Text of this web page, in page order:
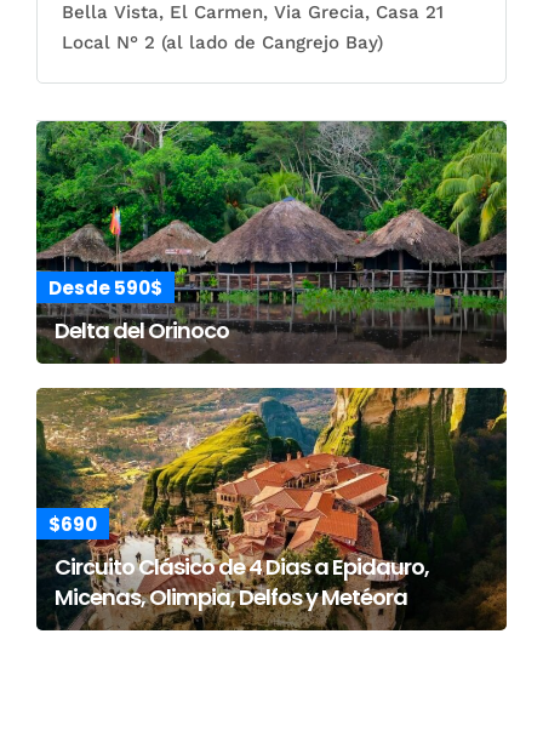
Bella Vista, El Carmen, Via Grecia, Casa 21
Local N° 2 (al lado de Cangrejo Bay)
Desde 590$
Delta del Orinoco
$690
Circuito Clásico de 4 Dias a Epidauro,
Micenas, Olimpia, Delfos y Metéora